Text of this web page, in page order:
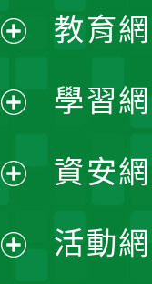
選
單
開
選
單
開
選
單
開
選
開
教育
學習
資安
活動